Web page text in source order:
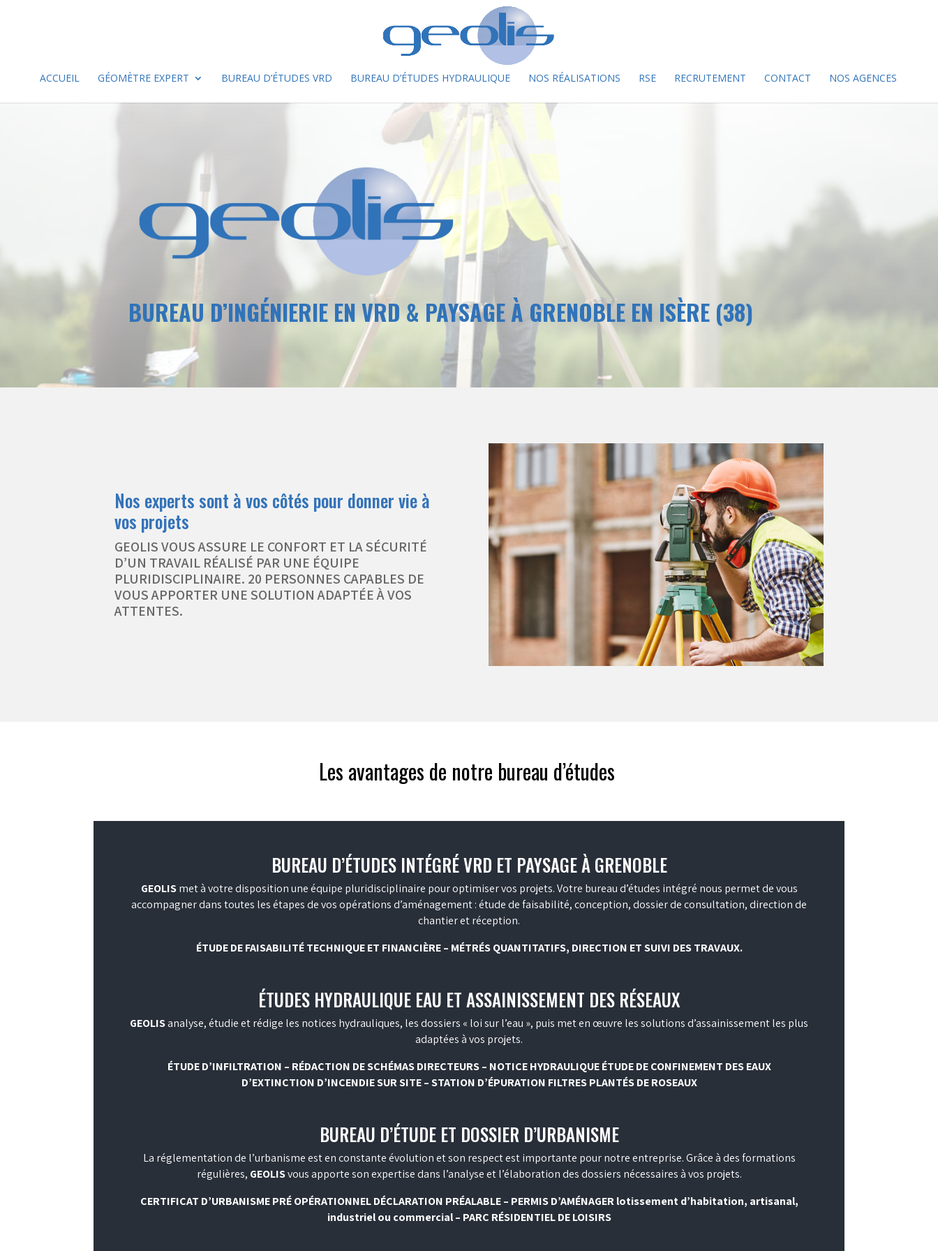
ACCUEIL GÉOMÈTRE EXPERT BUREAU D’ÉTUDES VRD BUREAU D’ÉTUDES HYDRAULIQUE NOS RÉALISATIONS RSE RECRUTEMENT CONTACT NOS AGENCES
BUREAU D’INGÉNIERIE EN VRD & PAYSAGE À GRENOBLE EN ISÈRE (38)
Nos experts sont à vos côtés pour donner vie à
vos projets
GEOLIS VOUS ASSURE LE CONFORT ET LA SÉCURITÉ
D’UN TRAVAIL RÉALISÉ PAR UNE ÉQUIPE
PLURIDISCIPLINAIRE. 20 PERSONNES CAPABLES DE
VOUS APPORTER UNE SOLUTION ADAPTÉE À VOS
ATTENTES.
Les avantages de notre bureau d’études
BUREAU D’ÉTUDES INTÉGRÉ VRD ET PAYSAGE À GRENOBLE
GEOLISmet à votre disposition une équipe pluridisciplinaire pour optimiser vos projets. Votre bureau d’études intégré nous permet de vous
accompagner dans toutes les étapes de vos opérations d’aménagement : étude de faisabilité, conception, dossier de consultation, direction de
chantier et réception.
ÉTUDE DE FAISABILITÉ TECHNIQUE ET FINANCIÈRE – MÉTRÉS QUANTITATIFS, DIRECTION ET SUIVI DES TRAVAUX.
ÉTUDES HYDRAULIQUE EAU ET ASSAINISSEMENT DES RÉSEAUX
GEOLISanalyse, étudie et rédige les notices hydrauliques, les dossiers « loi sur l’eau », puis met en œuvre les solutions d’assainissement les plus
adaptées à vos projets.
ÉTUDE D’INFILTRATION – RÉDACTION DE SCHÉMAS DIRECTEURS – NOTICE HYDRAULIQUE ÉTUDE DE CONFINEMENT DES EAUX
D’EXTINCTION D’INCENDIE SUR SITE – STATION D’ÉPURATION FILTRES PLANTÉS DE ROSEAUX
BUREAU D’ÉTUDE ET DOSSIER D’URBANISME
La réglementation de l’urbanisme est en constante évolution et son respect est importante pour notre entreprise. Grâce à des formations
régulières, GEOLISvous apporte son expertise dans l’analyse et l’élaboration des dossiers nécessaires à vos projets.
CERTIFICAT D’URBANISME PRÉ OPÉRATIONNEL DÉCLARATION PRÉALABLE – PERMIS D’AMÉNAGER lotissement d’habitation, artisanal,
industriel ou commercial – PARC RÉSIDENTIEL DE LOISIRS